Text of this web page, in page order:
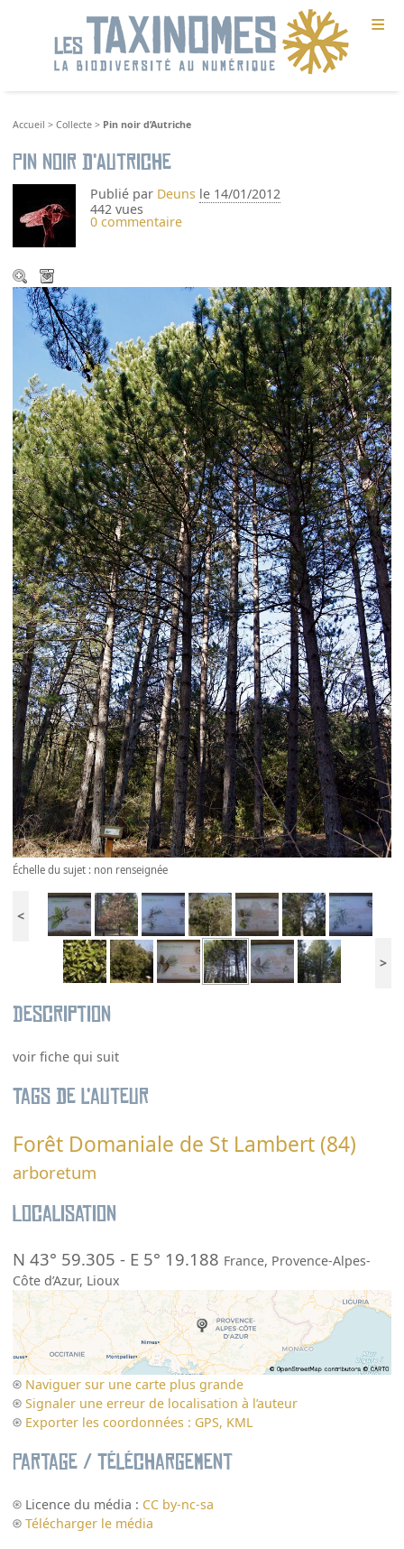
≡
Accueil >Collecte > Pin noir d’Autriche
Pin noir d’Autriche
Publié par Deuns le 14/01/2012
442 vues
0 commentaire
Échelle du sujet : non renseignée
<
>
Description
voir fiche qui suit
Tags de l’auteur
Forêt Domaniale de St Lambert (84)
arboretum
Localisation
N 43° 59.305 - E 5° 19.188 France, Provence-Alpes-
Côte d’Azur, Lioux
Naviguer sur une carte plus grande
Signaler une erreur de localisation à l’auteur
Exporter les coordonnées : GPS, KML
Partage / Téléchargement
Licence du média : CC by-nc-sa
Télécharger le média